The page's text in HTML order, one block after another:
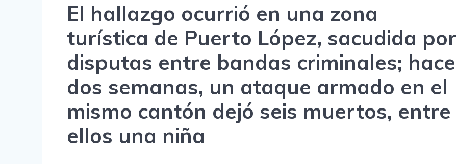
El hallazgo ocurrió en una zona
turística de Puerto López, sacudida por
disputas entre bandas criminales; hace
dos semanas, un ataque armado en el
mismo cantón dejó seis muertos, entre
ellos una niña